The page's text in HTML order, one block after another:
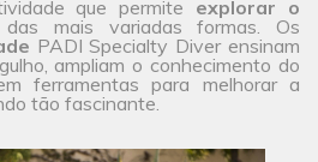
que permite explorar o
das mais variadas formas. Os
PADI Specialty Diver ensinam
ampliam o conhecimento do
ferramentas para melhorar a
tão fascinante.